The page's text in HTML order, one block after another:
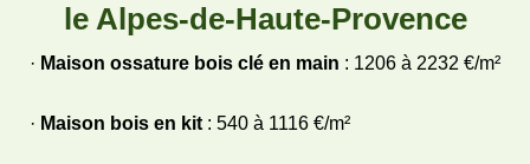
le Alpes-de-Haute-Provence
· Maison ossature bois clé en main : 1206 à 2232 €/m²
· Maison bois en kit : 540 à 1116 €/m²